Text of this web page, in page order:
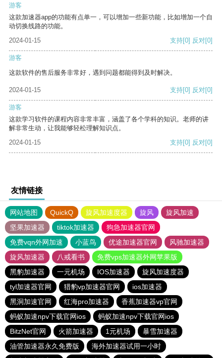
游客
这款加速器app的功能有点单一，可以增加一些新功能，比如增加一个自
动切换线路的功能。
2024-01-15
支持[0] 反对[0]
游客
这款软件的售后服务非常好，遇到问题都能得到及时解决。
2024-01-15 支持[0] 反对[0]
游客
这款学习软件的课程内容非常丰富，涵盖了各个学科的知识。老师的讲
解非常生动，让我能够轻松理解知识点。
2024-01-15
支持[0] 反对[0]
友情链接
网站地图 QuickQ 旋风加速度器 旋风
旋风加速
坚果加速器
tiktok加速器
狗急加速器官网
免费vqn外网加速
小蓝鸟 优途加速器官网
风驰加速器
旋风加速器
八戒看书
免费vps加速器外网苹果版
黑豹加速器
一元机场 IOS加速器
旋风加速度器
tyl加速器官网
猎豹vp加速器官网
ios加速器
黑洞加速官网
红海pro加速器
香蕉加速器vp官网
蚂蚁加速npv下载官网ios
蚂蚁加速npv下载官网ios
BitzNet官网
火箭加速器 1元机场
暴雪加速器
油管加速器永久免费版
海外加速器试用一小时